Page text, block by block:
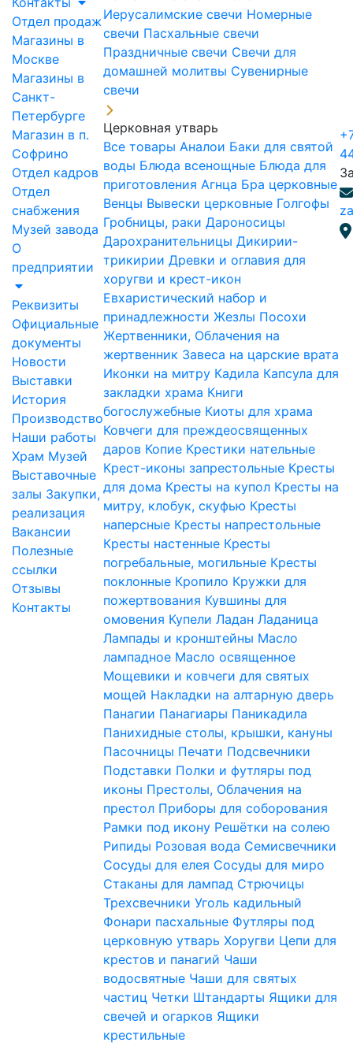
Отдел продаж
Магазины в
Москве
Магазины в
Санкт-
Петербурге
Магазин в п.
Софрино
Отдел кадров
Отдел
снабжения
Музей завода
О
предприятии
Реквизиты
Официальные
документы
Новости
Выставки
История
Производство
Наши работы
Храм Музей
Выставочные
залы Закупки,
реализация
Вакансии
Полезные
ссылки
Отзывы
Контакты
Иерусалимские свечи Номерные
свечи Пасхальные свечи
Праздничные свечи Свечи для
домашней молитвы Сувенирные
свечи
Церковная утварь
Все товары Аналои Баки для святой
воды Блюда всенощные Блюда для
приготовления Агнца Бра церковные
Венцы Вывески церковные Голгофы
Гробницы, раки Дароносицы
Дарохранительницы Дикирии-
трикирии Древки и оглавия для
хоругви и крест-икон
Евхаристический набор и
принадлежности Жезлы Посохи
Жертвенники, Облачения на
жертвенник Завеса на царские врата
Иконки на митру Кадила Капсула для
закладки храма Книги
богослужебные Киоты для храма
Ковчеги для преждеосвященных
даров Копие Крестики нательные
Крест-иконы запрестольные Кресты
для дома Кресты на купол Кресты на
митру, клобук, скуфью Кресты
наперсные Кресты напрестольные
Кресты настенные Кресты
погребальные, могильные Кресты
поклонные Кропило Кружки для
пожертвования Кувшины для
омовения Купели Ладан Ладаница
Лампады и кронштейны Масло
лампадное Масло освященное
Мощевики и ковчеги для святых
мощей Накладки на алтарную дверь
Панагии Панагиары Паникадила
Панихидные столы, крышки, кануны
Пасочницы Печати Подсвечники
Подставки Полки и футляры под
иконы Престолы, Облачения на
престол Приборы для соборования
Рамки под икону Решётки на солею
Рипиды Розовая вода Семисвечники
Сосуды для елея Сосуды для миро
Стаканы для лампад Стрючицы
Трехсвечники Уголь кадильный
Фонари пасхальные Футляры под
церковную утварь Хоругви Цепи для
крестов и панагий Чаши
водосвятные Чаши для святых
частиц Четки Штандарты Ящики для
свечей и огарков Ящики
крестильные